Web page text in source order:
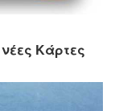
Κάρτες